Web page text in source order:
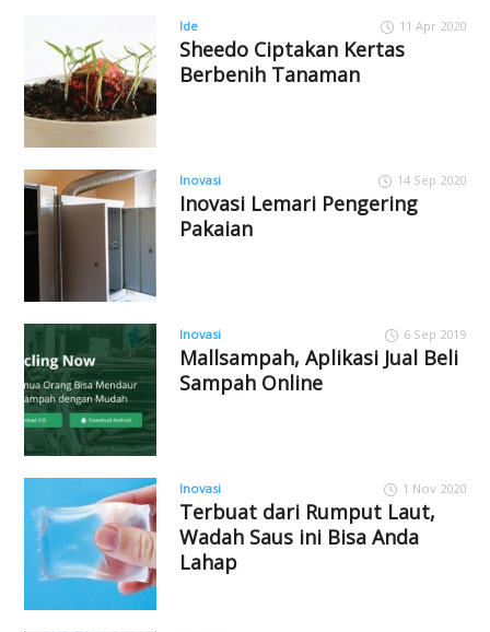
Ide 11 Apr 2020
Sheedo Ciptakan Kertas
Berbenih Tanaman
Inovasi 14 Sep 2020
Inovasi Lemari Pengering
Pakaian
Inovasi 6 Sep 2019
Mallsampah, Aplikasi Jual Beli
Sampah Online
Inovasi 1 Nov 2020
Terbuat dari Rumput Laut,
Wadah Saus ini Bisa Anda
Lahap